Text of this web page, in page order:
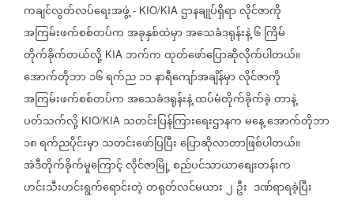
ကချင်လွတ်လပ်ရေးအဖွဲ့ - KIO/KIA ဌာနချုပ်ရှိရာလိုင်ဇာကို
အကြမ်းဖက်စစ်တပ်ကအခုနှစ်ထဲမှာအသေခံဒရုန်းနဲ့၆ကြိမ်
တိုက်ခိုက်တယ်လို့ KIA ဘက်ကထုတ်ဖော်ပြောဆိုလိုက်ပါတယ်။
အောက်တိုဘာ၁၆ရက်ည၁၁နာရီကျော်အချိန်မှာလိုင်ဇာကို
အကြမ်းဖက်စစ်တပ်ကအသေခံဒရုန်းနဲ့ထပ်မံတိုက်ခိုက်ခဲ့တာနဲ့
ပတ်သက်လို့ KIO/KIA သတင်းပြန်ကြားရေးဌာနကမနေ့အောက်တိုဘာ
၁၈ရက်ညပိုင်းမှာသတင်းဖော်ပြပြီးပြောဆိုလာတာဖြစ်ပါတယ်။
အဲဒီတိုက်ခိုက်မှုကြောင့်လိုင်ဇာမြို့စည်ပင်သာယာစျေးတန်းက
ဟင်းသီးဟင်းရွက်ရောင်းတဲ့တရုတ်လင်မယား၂ ဦး ဒဏ်ရာရခဲ့ပြီး